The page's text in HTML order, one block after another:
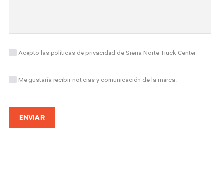
Acepto las políticas de privacidad de Sierra Norte Truck Center
Me gustaría recibir noticias y comunicación de la marca.